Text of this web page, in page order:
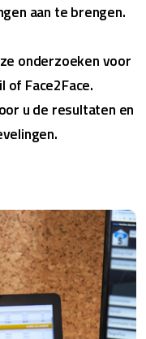
aan te brengen.
onderzoeken voor
Face2Face.
u de resultaten en